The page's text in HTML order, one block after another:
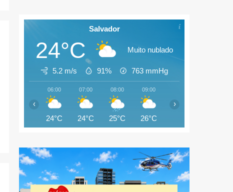
Salvador
24°C Muito nublado
5.2 m/s 91% 763 mmHg
06:00
24°C
07:00
24°C
08:00
25°C
09:00
26°C
‹ ›